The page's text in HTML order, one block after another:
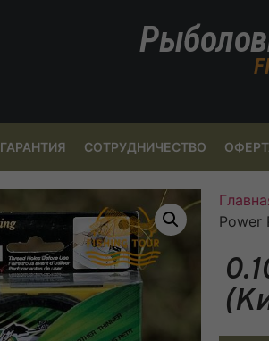
ГАРАНТИЯ СОТРУДНИЧЕСТВО
Power